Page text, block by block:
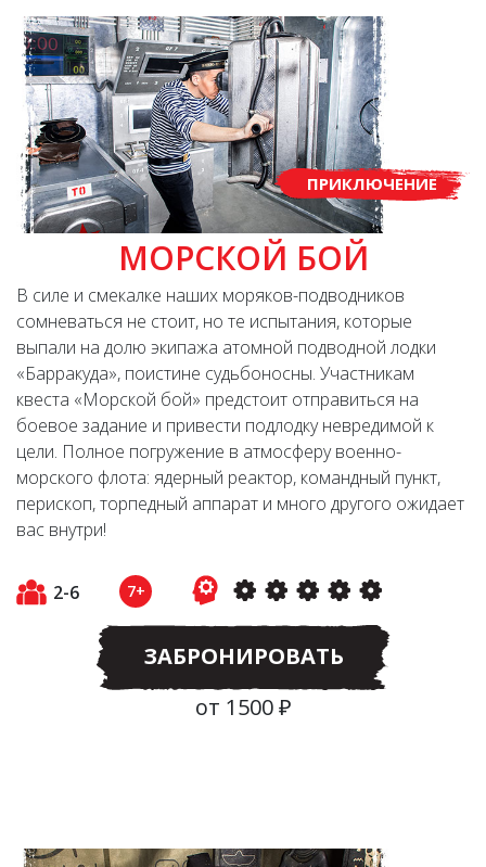
ПРИКЛЮЧЕНИЕ
МОРСКОЙ БОЙ
В силе и смекалке наших моряков-подводников
сомневаться не стоит, но те испытания, которые
выпали на долю экипажа атомной подводной лодки
«Барракуда», поистине судьбоносны. Участникам
квеста «Морской бой» предстоит отправиться на
боевое задание и привести подлодку невредимой к
цели. Полное погружение в атмосферу военно-
морского флота: ядерный реактор, командный пункт,
перископ, торпедный аппарат и много другого ожидает
вас внутри!
2-6 7+
ЗАБРОНИРОВАТЬ
от 1500 ₽